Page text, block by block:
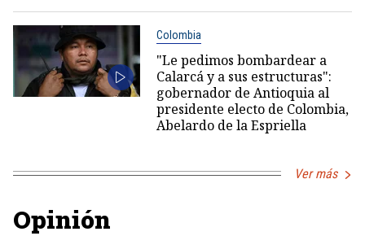
Colombia
"Le pedimos bombardear a
Calarcá y a sus estructuras":
gobernador de Antioquia al
presidente electo de Colombia,
Abelardo de la Espriella
Ver más
Opinión